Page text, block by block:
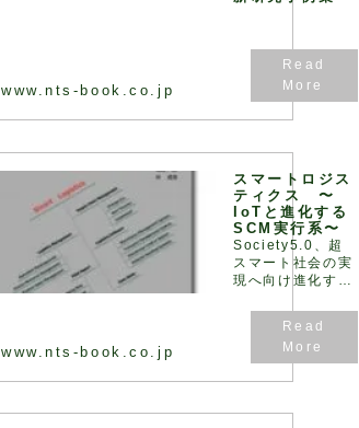
www.nts-book.co.jp
スマートロジス
ティクス 〜
IoTと進化する
SCM実行系〜
Society5.0、超
スマート社会の実
現へ向け進化す
サプライチェーン
の視点からロジス
ティクスとIoT と
の連携性を踏ま
え、密接に関連す
www.nts-book.co.jp